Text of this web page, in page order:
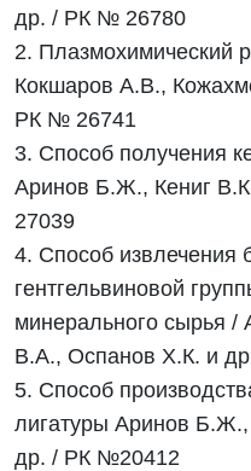
др. / РК № 26780
2. Плазмохимический
Кокшаров А.В.,
РК № 26741
3. Способ получения
Аринов Б.Ж., Кениг
27039
4. Способ извлечения
гентгельвиновой
минерального сырья
В.А., Оспанов Х.К. и
5. Способ
лигатуры Аринов
др. / РК №20412